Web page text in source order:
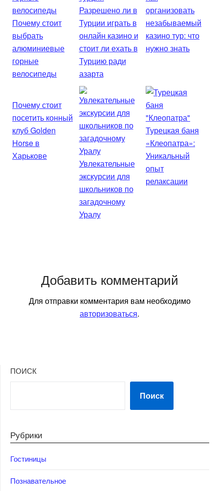
Почему стоит
выбрать
алюминиевые
горные
велосипеды
Разрешено ли в
Турции играть в
онлайн казино и
стоит ли ехать в
Турцию ради
азарта
организовать
незабываемый
казино тур: что
нужно знать
Почему стоит
посетить конный
клуб Golden
Horse в
Харькове
Увлекательные
экскурсии для
школьников по
загадочному
Уралу
Турецкая баня
«Клеопатра»:
Уникальный
опыт
релаксации
Добавить комментарий
Для отправки комментария вам необходимо
авторизоваться.
ПОИСК
Поиск
Рубрики
Гостиницы
Познавательное